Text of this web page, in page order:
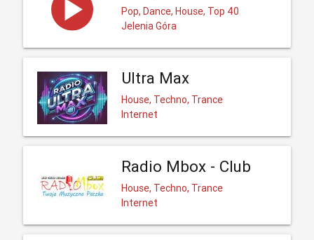
Pop, Dance, House, Top 40
Jelenia Góra
Ultra Max
House, Techno, Trance
Internet
Radio Mbox - Club
House, Techno, Trance
Internet